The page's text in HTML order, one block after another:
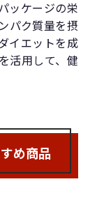
ッケージの栄
パク質量を摂
イエットを成
活用して、健
め商品